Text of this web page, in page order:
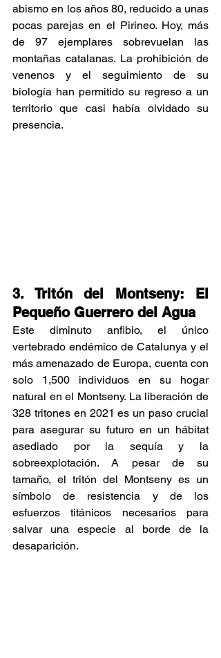
abismo en los años 80, reducido a unas
pocas parejas en el Pirineo. Hoy, más
de 97 ejemplares sobrevuelan las
montañas catalanas. La prohibición de
venenos y el seguimiento de su
biología han permitido su regreso a un
territorio que casi había olvidado su
presencia.
3. Tritón del Montseny: El
Pequeño Guerrero del Agua
Este diminuto anfibio, el único
vertebrado endémico de Catalunya y el
más amenazado de Europa, cuenta con
solo 1,500 individuos en su hogar
natural en el Montseny. La liberación de
328 tritones en 2021 es un paso crucial
para asegurar su futuro en un hábitat
asediado por la sequía y la
sobreexplotación. A pesar de su
tamaño, el tritón del Montseny es un
símbolo de resistencia y de los
esfuerzos titánicos necesarios para
salvar una especie al borde de la
desaparición.